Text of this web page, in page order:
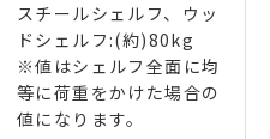
スチールシェルフ、ウッ
ドシェルフ:(約)80kg
※値はシェルフ全面に均
等に荷重をかけた場合の
値になります。